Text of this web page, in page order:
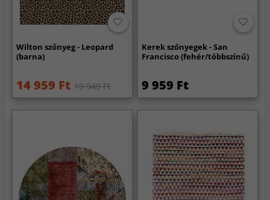
Wilton szőnyeg - Leopard
(barna)
14 959 Ft 19 949 Ft
Kerek szőnyegek - San
Francisco (fehér/többszínű)
9 959 Ft